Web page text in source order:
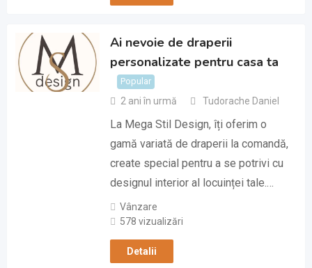
Ai nevoie de draperii
personalizate pentru casa ta
Popular
2 ani în urmă Tudorache Daniel
La Mega Stil Design, îți oferim o
gamă variată de draperii la comandă,
create special pentru a se potrivi cu
designul interior al locuinței tale.…
Vânzare
578 vizualizări
Detalii